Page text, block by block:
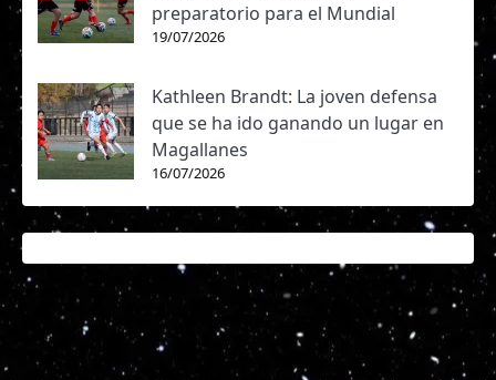
preparatorio para el Mundial
19/07/2026
Kathleen Brandt: La joven defensa
que se ha ido ganando un lugar en
Magallanes
16/07/2026